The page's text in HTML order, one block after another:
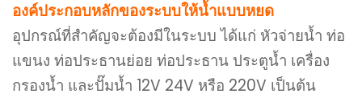
องค์ประกอบหลักของระบบให้น้ำแบบหยด
อุปกรณ์ที่สำคัญจะต้องมีในระบบ ได้แก่ หัวจ่ายน้ำ ท่อ
แขนง ท่อประธานย่อย ท่อประธาน ประตูน้ำ เครื่อง
กรองน้ำ และปั๊มน้ำ 12V 24V หรือ 220V เป็นต้น